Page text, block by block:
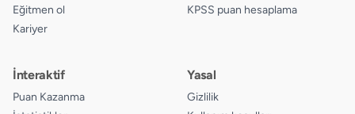
Eğitmen ol
Kariyer
KPSS puan hesaplama
İnteraktif
Puan Kazanma
Yasal
Gizlilik